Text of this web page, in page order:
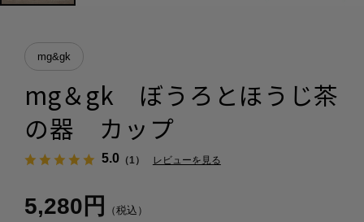
mg&gk
mg＆gk ぼうろとほうじ茶
の器 カップ
5.0（1） レビューを見る
5,280円 （税込）